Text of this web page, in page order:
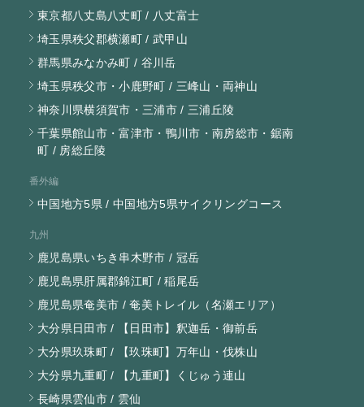
東京都八丈島八丈町 / 八丈富士
埼玉県秩父郡横瀬町 / 武甲山
群馬県みなかみ町 / 谷川岳
埼玉県秩父市・小鹿野町 / 三峰山・両神山
神奈川県横須賀市・三浦市 / 三浦丘陵
千葉県館山市・富津市・鴨川市・南房総市・鋸南
町 / 房総丘陵
番外編
中国地方5県 / 中国地方5県サイクリングコース
九州
鹿児島県いちき串木野市 / 冠岳
鹿児島県肝属郡錦江町 / 稲尾岳
鹿児島県奄美市 / 奄美トレイル（名瀬エリア）
大分県日田市 / 【日田市】釈迦岳・御前岳
大分県玖珠町 / 【玖珠町】万年山・伐株山
大分県九重町 / 【九重町】くじゅう連山
長崎県雲仙市 / 雲仙